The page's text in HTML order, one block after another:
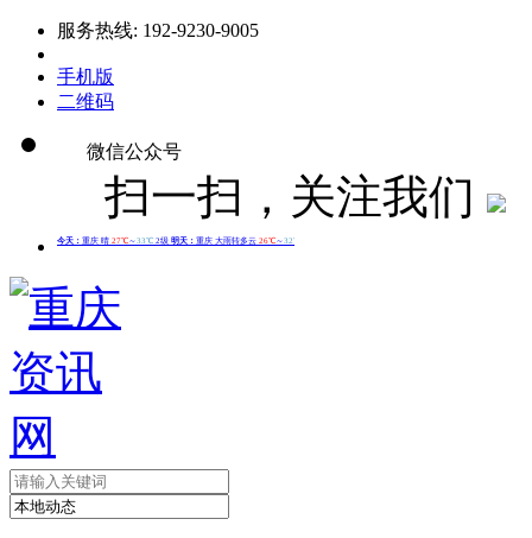
服务热线: 192-9230-9005
手机版
二维码
微信公众号
扫一扫，关注我们